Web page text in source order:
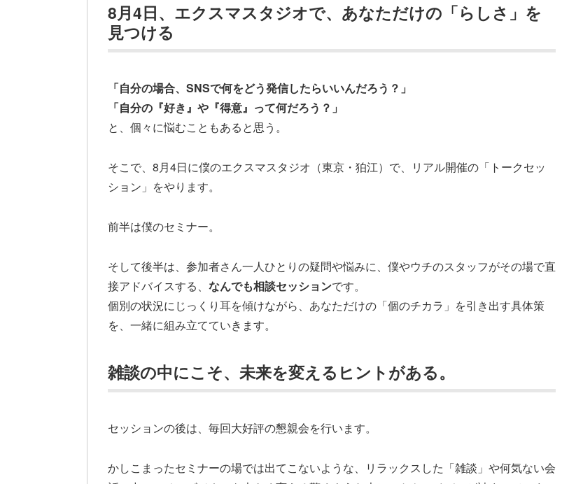
8月4日、エクスマスタジオで、あなただけの「らしさ」を
見つける
「自分の場合、SNSで何をどう発信したらいいんだろう？」
「自分の『好き』や『得意』って何だろう？」
と、個々に悩むこともあると思う。
そこで、8月4日に僕のエクスマスタジオ（東京・狛江）で、リアル開催の「トークセッ
ション」をやります。
前半は僕のセミナー。
そして後半は、参加者さん一人ひとりの疑問や悩みに、僕やウチのスタッフがその場で直
接アドバイスする、 なんでも相談セッションです。
個別の状況にじっくり耳を傾けながら、あなただけの「個のチカラ」を引き出す具体策
を、一緒に組み立てていきます。
雑談の中にこそ、未来を変えるヒントがある。
セッションの後は、毎回大好評の懇親会を行います。
かしこまったセミナーの場では出てこないような、リラックスした「雑談」や何気ない会